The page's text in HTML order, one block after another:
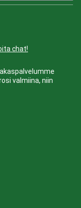
chat!
valmiina, niin